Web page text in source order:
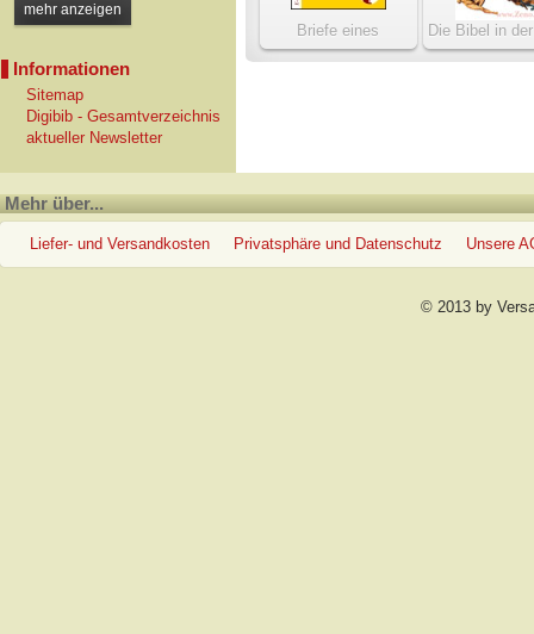
mehr anzeigen
Informationen
Sitemap
Digibib - Gesamtverzeichnis
aktueller Newsletter
Briefe eines
Verstorbenen
Die Bibel in
Mehr über...
Liefer- und Versandkosten Privatsphäre und Datenschutz Unsere
© 2013 by